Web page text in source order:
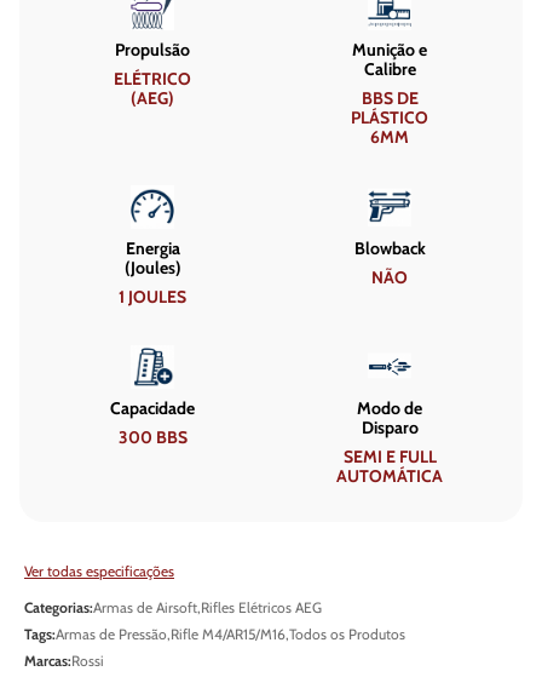
Propulsão
ELÉTRICO
(AEG)
Munição e
Calibre
BBS DE
PLÁSTICO
6MM
Energia
(Joules)
1 JOULES
Blowback
NÃO
Capacidade
300 BBS
Modo de
Disparo
SEMI E FULL
AUTOMÁTICA
Ver todas especificações
Categorias:Armas de Airsoft,Rifles Elétricos AEG
Tags:Armas de Pressão,Rifle M4/AR15/M16,Todos os Produtos
Marcas:Rossi